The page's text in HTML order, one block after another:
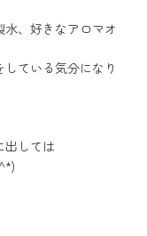
、好きなアロマオ
ている気分になり
出しては